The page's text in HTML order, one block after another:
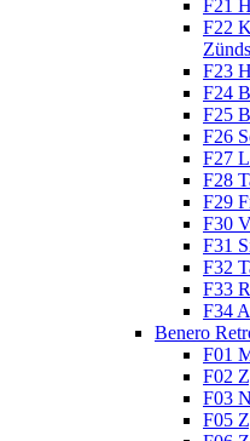
F21
F22
F23
F24
F25
F26
F27
F28
F29
F30
F31
F32
F33
F34
Benero
F01
F02
F03
F05